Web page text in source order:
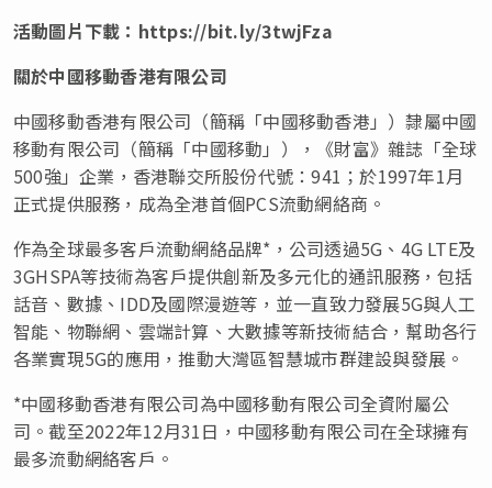
活動圖片下載： https://bit.ly/3twjFza
關於中國移動香港有限公司
中國移動香港有限公司（簡稱「中國移動香港」）隸屬中國
移動有限公司（簡稱「中國移動」），《財富》雜誌「全球
500強」企業，香港聯交所股份代號：941；於1997年1月
正式提供服務，成為全港首個PCS流動網絡商。
作為全球最多客戶流動網絡品牌*，公司透過5G、4G LTE及
3GHSPA等技術為客戶提供創新及多元化的通訊服務，包括
話音、數據、IDD及國際漫遊等，並一直致力發展5G與人工
智能、物聯網、雲端計算、大數據等新技術結合，幫助各行
各業實現5G的應用，推動大灣區智慧城市群建設與發展。
*中國移動香港有限公司為中國移動有限公司全資附屬公
司。截至2022年12月31日，中國移動有限公司在全球擁有
最多流動網絡客戶。